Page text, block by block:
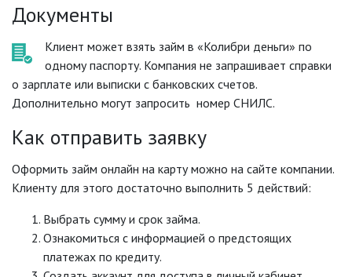
Документы
Клиент может взять займ в «Колибри деньги» по
одному паспорту. Компания не запрашивает справки
о зарплате или выписки с банковских счетов.
Дополнительно могут запросить номер СНИЛС.
Как отправить заявку
Оформить займ онлайн на карту можно на сайте компании.
Клиенту для этого достаточно выполнить 5 действий:
Выбрать сумму и срок займа.
Ознакомиться с информацией о предстоящих
платежах по кредиту.